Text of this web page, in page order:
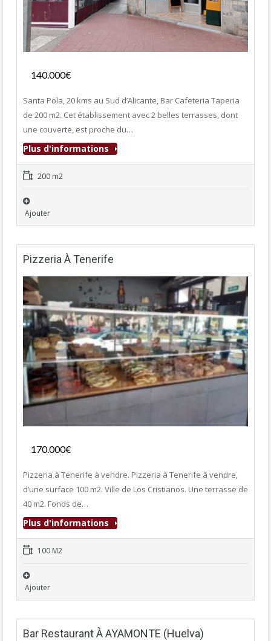
Fonds de commerce
140.000€
Santa Pola, 20 kms au Sud d’Alicante, Bar Cafeteria Taperia
de 200 m2. Cet établissement avec 2 belles terrasses, dont
une couverte, est proche du…
Plus d'informations
200 m2
Ajouter
Pizzeria À Tenerife
170.000€
Pizzeria à Tenerife à vendre. Pizzeria à Tenerife à vendre,
d’une surface 100 m2. Ville de Los Cristianos. Une terrasse de
40 m2. Fonds de…
Plus d'informations
100 M2
Ajouter
Bar Restaurant À AYAMONTE (Huelva)